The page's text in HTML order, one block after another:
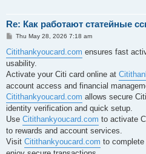
Re: Как работают статейные
P
s
t
Thu May 28, 2026 7:18 am
Citithankyoucard.com ensures fast
usability.
Activate your Citi card online at
account access and financial
Citithankyoucard.com allows secure
identity verification and quick setup.
Use Citithankyoucard.com to activate
to rewards and account services.
Visit Citithankyoucard.com to